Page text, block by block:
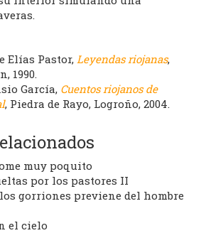
Elías Pastor, Leyendas riojanas,
1990.
García, Cuentos riojanos de
, Piedra de Rayo, Logroño, 2004.
muy poquito
por los pastores II
gorriones previene del hombre
el cielo